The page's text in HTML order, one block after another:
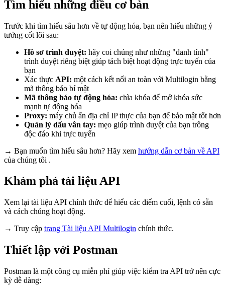
Tìm hiểu những điều cơ bản
Trước khi tìm hiểu sâu hơn về tự động hóa, bạn nên hiểu những ý
tưởng cốt lõi sau:
Hồ sơ trình duyệt: hãy coi chúng như những "danh tính"
trình duyệt riêng biệt giúp tách biệt hoạt động trực tuyến của
bạn
Xác thực API: một cách kết nối an toàn với Multilogin bằng
mã thông báo bí mật
Mã thông báo tự động hóa: chìa khóa để mở khóa sức
mạnh tự động hóa
Proxy: máy chủ ẩn địa chỉ IP thực của bạn để bảo mật tốt hơn
Quản lý dấu vân tay: mẹo giúp trình duyệt của bạn trông
độc đáo khi trực tuyến
→ Bạn muốn tìm hiểu sâu hơn? Hãy xem hướng dẫn cơ bản về API
của chúng tôi .
Khám phá tài liệu API
Xem lại tài liệu API chính thức để hiểu các điểm cuối, lệnh có sẵn
và cách chúng hoạt động.
→ Truy cập trang Tài liệu API Multilogin chính thức.
Thiết lập với Postman
Postman là một công cụ miễn phí giúp việc kiểm tra API trở nên cực
kỳ dễ dàng: